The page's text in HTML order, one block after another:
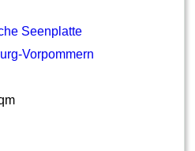
Seenplatte
Vorpommern